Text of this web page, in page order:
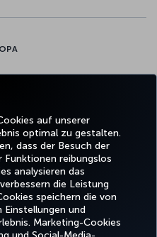
auf unserer
optimal zu gestalten.
dass der Besuch der
reibungslos
analysieren das
die Leistung
speichern die von
und
Marketing-Cookies
LinkedIn
TikTokBlog
HILFE
TURKISH
AIRLINES
HOLIDAYS
und Cookie-Richtlinie Rechtliche Hinweise